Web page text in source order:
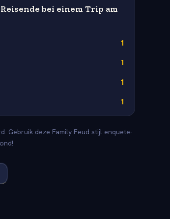
bei einem Trip am
1
1
1
1
Gebruik deze Family Feud stijl enquete-